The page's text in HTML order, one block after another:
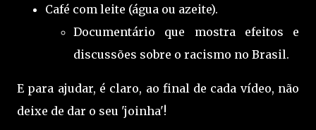
Café com leite (água ou azeite).
Documentário que mostra efeitos e
discussões sobre o racismo no Brasil.
E para ajudar, é claro, ao final de cada vídeo, não
deixe de dar o seu 'joinha'!